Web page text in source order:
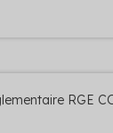
RGE